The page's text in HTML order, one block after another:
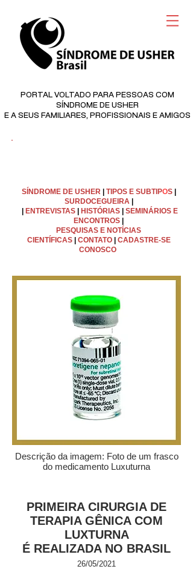
PORTAL VOLTADO PARA PESSOAS COM
SÍNDROME DE USHER
E A SEUS FAMILIARES, PROFISSIONAIS E AMIGOS
©
SÍNDROME DE USHER TIPOS E SUBTIPOS
SURDOCEGUEIRA
ENTREVISTAS HISTÓRIAS| SEMINÁRIOS E
ENCONTROS
PESQUISAS E NOTÍCIAS
CIENTÍFICAS
CONTATO
CADASTRE-SE
CONOSCO
Descrição da imagem: Foto de um frasco
do medicamento Luxuturna
PRIMEIRA CIRURGIA DE
TERAPIA GÊNICA COM
LUXTURNA
É REALIZADA NO BRASIL
26/05/2021